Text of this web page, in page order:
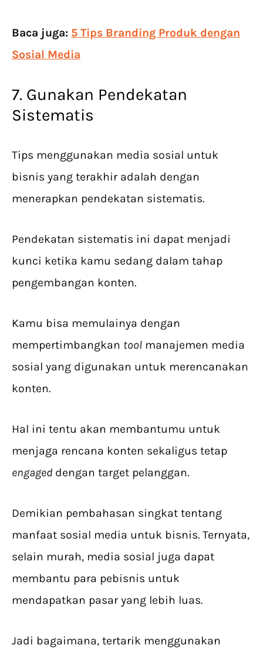
Baca juga: 5 Tips Branding Produk dengan
Sosial Media
7. Gunakan Pendekatan
Sistematis
Tips menggunakan media sosial untuk
bisnis yang terakhir adalah dengan
menerapkan pendekatan sistematis.
Pendekatan sistematis ini dapat menjadi
kunci ketika kamu sedang dalam tahap
pengembangan konten.
Kamu bisa memulainya dengan
mempertimbangkan tool manajemen media
sosial yang digunakan untuk merencanakan
konten.
Hal ini tentu akan membantumu untuk
menjaga rencana konten sekaligus tetap
engaged dengan target pelanggan.
Demikian pembahasan singkat tentang
manfaat sosial media untuk bisnis. Ternyata,
selain murah, media sosial juga dapat
membantu para pebisnis untuk
mendapatkan pasar yang lebih luas.
Jadi bagaimana, tertarik menggunakan